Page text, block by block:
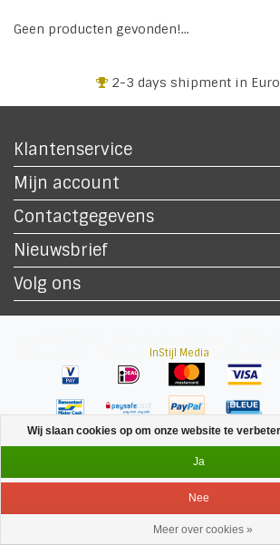
Geen producten gevonden!...
2-3 days shipment in
Klantenservice
Mijn account
Contactgegevens
Nieuwsbrief
Volg ons
InStijl Media
Menu Inloggen
Wij slaan cookies op om onze website te
Ja
Nee
Meer over cookies »